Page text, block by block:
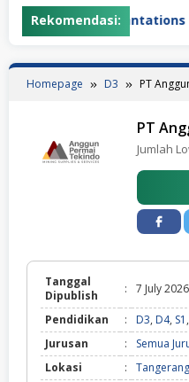
Rekomendasi:
Madu Plantations
Homepage D3 PT
PT
Jumlah
Tanggal
Dipublish
: 7 July 2026
Pendidikan : D3, D4, S1 ,
Jurusan
:
Semua
Lokasi
: